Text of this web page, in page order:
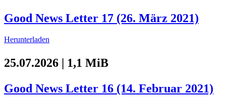
Good News Letter 17 (26. März 2021)
Herunterladen
25.07.2026 | 1,1 MiB
Good News Letter 16 (14. Februar 2021)